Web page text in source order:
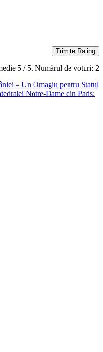
Trimite Rating
5 / 5. Numărul de voturi: 2
– Un Omagiu pentru Statul
Notre-Dame din Paris: